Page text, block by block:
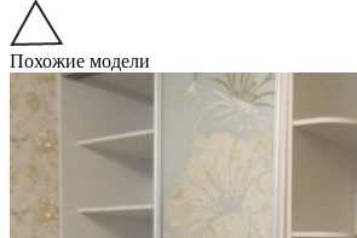
Похожие модели